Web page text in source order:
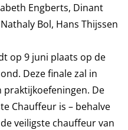
Engberts, Dinant
Bol, Hans Thijssen
op 9 juni plaats op de
Deze finale zal in
De
Chauffeur is – behalve
veiligste chauffeur van